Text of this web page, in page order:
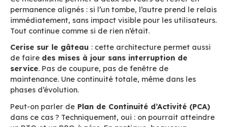
sollicitations pour l’équipe IT. Et en cas de
plus grave – comme une boîte entière – une
via sauvegarde reste bien sûr possible. Les
données (agendas, contacts, carnets
peuvent être restaurées facilement via
d’administration.